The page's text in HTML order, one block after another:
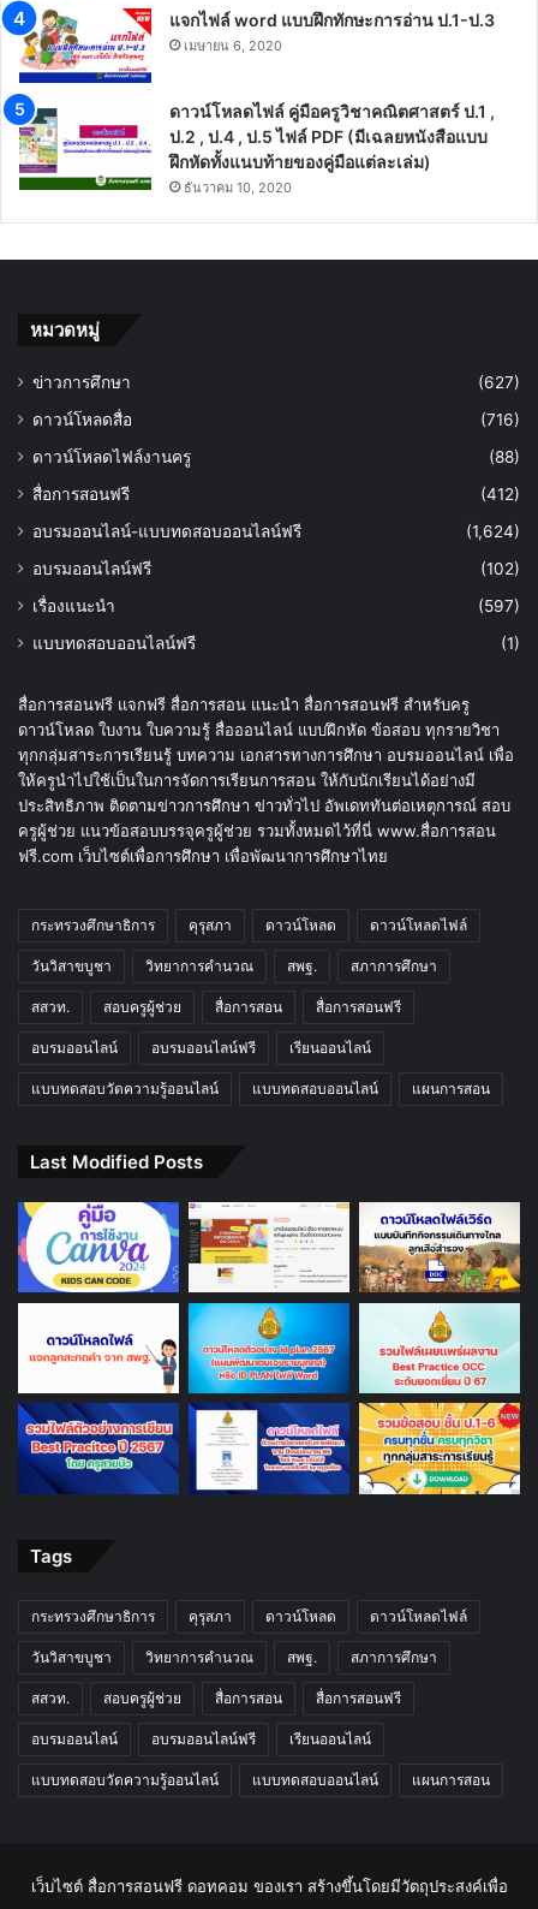
แจกไฟล์ word แบบฝึกทักษะการอ่าน ป.1-ป.3
เมษายน 6, 2020
ดาวน์โหลดไฟล์ คู่มือครูวิชาคณิตศาสตร์ ป.1 ,
ป.2 , ป.4 , ป.5 ไฟล์ PDF (มีเฉลยหนังสือแบบ
ฝึกหัดทั้งแนบท้ายของคู่มือแต่ละเล่ม)
ธันวาคม 10, 2020
หมวดหมู่
ข่าวการศึกษา
(627)
ดาวน์โหลดสื่อ
(716)
ดาวน์โหลดไฟล์งานครู
(88)
สื่อการสอนฟรี
(412)
อบรมออนไลน์-แบบทดสอบออนไลน์ฟรี
(1,624)
อบรมออนไลน์ฟรี
(102)
เรื่องแนะนำ
(597)
แบบทดสอบออนไลน์ฟรี
(1)
สื่อการสอนฟรี แจกฟรี สื่อการสอน แนะนำ สื่อการสอนฟรี สำหรับครู
ดาวน์โหลด ใบงาน ใบความรู้ สื่อออนไลน์ แบบฝึกหัด ข้อสอบ ทุกรายวิชา
ทุกกลุ่มสาระการเรียนรู้ บทความ เอกสารทางการศึกษา อบรมออนไลน์ เพื่อ
ให้ครูนำไปใช้เป็นในการจัดการเรียนการสอน ให้กับนักเรียนได้อย่างมี
ประสิทธิภาพ ติดตามข่าวการศึกษา ข่าวทั่วไป อัพเดททันต่อเหตุการณ์ สอบ
ครูผู้ช่วย แนวข้อสอบบรรจุครูผู้ช่วย รวมทั้งหมดไว้ที่นี่ www.สื่อการสอน
ฟรี.com เว็บไซต์เพื่อการศึกษา เพื่อพัฒนาการศึกษาไทย
กระทรวงศึกษาธิการ คุรุสภา ดาวน์โหลด ดาวน์โหลดไฟล์
วันวิสาขบูชา วิทยาการคำนวณ สพฐ. สภาการศึกษา
สสวท. สอบครูผู้ช่วย สื่อการสอน สื่อการสอนฟรี
อบรมออนไลน์ อบรมออนไลน์ฟรี เรียนออนไลน์
แบบทดสอบวัดความรู้ออนไลน์ แบบทดสอบออนไลน์ แผนการสอน
Last Modified Posts
Tags
กระทรวงศึกษาธิการ คุรุสภา ดาวน์โหลด ดาวน์โหลดไฟล์
วันวิสาขบูชา วิทยาการคำนวณ สพฐ. สภาการศึกษา
สสวท. สอบครูผู้ช่วย สื่อการสอน สื่อการสอนฟรี
อบรมออนไลน์ อบรมออนไลน์ฟรี เรียนออนไลน์
แบบทดสอบวัดความรู้ออนไลน์ แบบทดสอบออนไลน์ แผนการสอน
เว็บไซต์ สื่อการสอนฟรี ดอทคอม ของเรา สร้างขึ้นโดยมีวัตถุประสงค์เพื่อ